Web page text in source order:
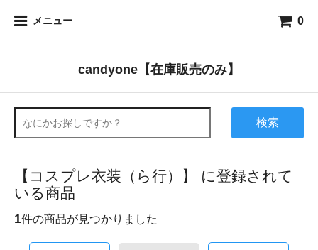
メニュー 0
candyone【在庫販売のみ】
検索
【コスプレ衣装（ら行）】 に登録されて
いる商品
1件の商品が見つかりました